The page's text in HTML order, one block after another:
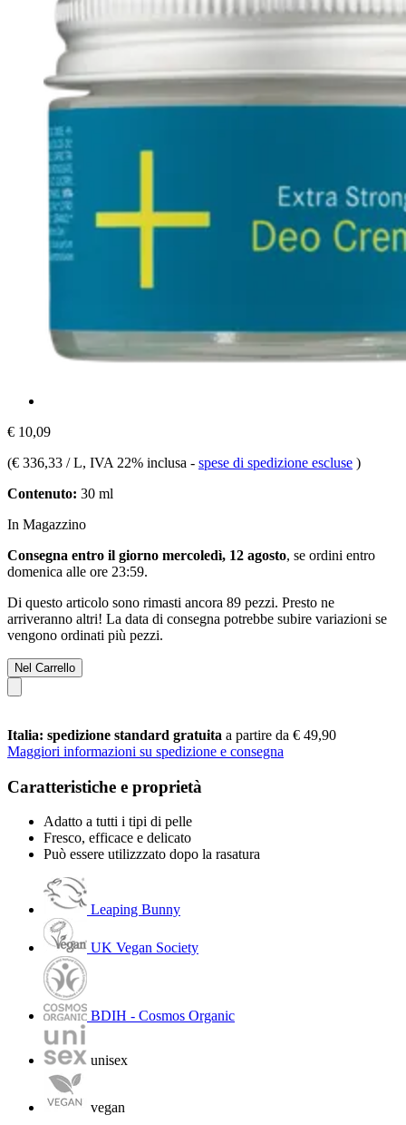
€ 10,09
(€ 336,33 / L, IVA 22% inclusa - spese di spedizione escluse )
Contenuto: 30 ml
In Magazzino
Consegna entro il giorno mercoledì, 12 agosto, se ordini entro
domenica alle ore 23:59.
Di questo articolo sono rimasti ancora 89 pezzi. Presto ne
arriveranno altri! La data di consegna potrebbe subire variazioni se
vengono ordinati più pezzi.
Nel Carrello
Italia: spedizione standard gratuita a partire da € 49,90
Maggiori informazioni su spedizione e consegna
Caratteristiche e proprietà
Adatto a tutti i tipi di pelle
Fresco, efficace e delicato
Può essere utilizzzato dopo la rasatura
Leaping Bunny
UK Vegan Society
BDIH - Cosmos Organic
unisex
vegan